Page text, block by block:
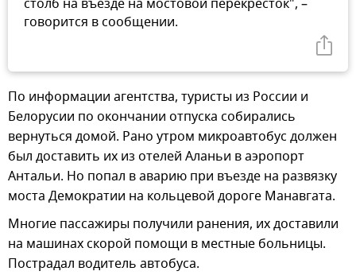
столб на въезде на мостовой перекресток", –
говорится в сообщении.
По информации агентства, туристы из России и
Белорусии по окончании отпуска собирались
вернуться домой. Рано утром микроавтобус должен
был доставить их из отелей Аланьи в аэропорт
Антальи. Но попал в аварию при въезде на развязку
моста Демократии на кольцевой дороге Манавгата.
Многие пассажиры получили ранения, их доставили
на машинах скорой помощи в местные больницы.
Пострадал водитель автобуса.